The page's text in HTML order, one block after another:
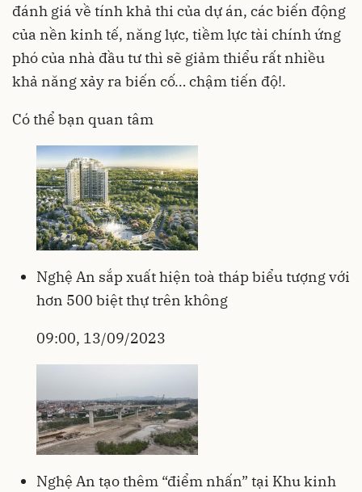
đánh giá về tính khả thi của dự án, các biến động
của nền kinh tế, năng lực, tiềm lực tài chính ứng
phó của nhà đầu tư thì sẽ giảm thiểu rất nhiều
khả năng xảy ra biến cố… chậm tiến độ!.
Có thể bạn quan tâm
Nghệ An sắp xuất hiện toà tháp biểu tượng với
hơn 500 biệt thự trên không
09:00, 13/09/2023
Nghệ An tạo thêm “điểm nhấn” tại Khu kinh